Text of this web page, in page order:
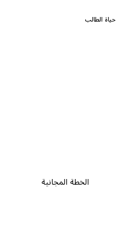
حياة الطالب
الخطة المجانية